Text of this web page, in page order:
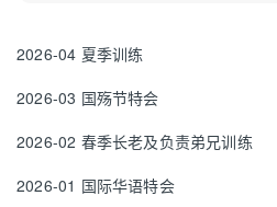
2026-04 夏季训练
2026-03 国殇节特会
2026-02 春季长老及负责弟兄训练
2026-01 国际华语特会